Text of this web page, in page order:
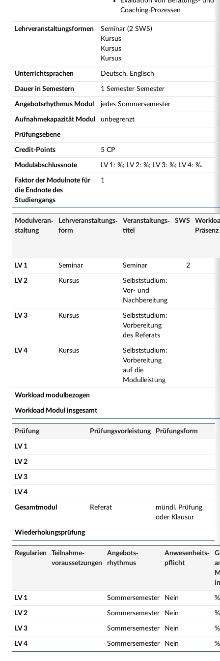
Coaching-Prozessen
Lehrveranstaltungsformen
Seminar (2 SWS)
Kursus
Kursus
Kursus
Unterrichtsprachen Deutsch, Englisch
Dauer in Semestern 1 Semester Semester
Angebotsrhythmus Modul jedes Sommersemester
Aufnahmekapazität Modul unbegrenzt
Prüfungsebene
Credit-Points 5 CP
Modulabschlussnote LV 1: %; LV 2: %; LV 3: %; LV 4: %.
Faktor der Modulnote für
die Endnote des
Studiengangs
1
Modulveran­
staltung
Lehrveranstaltungs­
form
Veranstaltungs­
titel
SWS
Präsenz
LV 1 Seminar Seminar 2
LV 2 Kursus
Selbststudium:
Vor- und
Nachbereitung
LV 3 Kursus
Selbststudium:
Vorbereitung
des Referats
LV 4 Kursus
Selbststudium:
Vorbereitung
auf die
Modulleistung
Workload modulbezogen
Workload Modul insgesamt
Prüfung Prüfungsvorleistung Prüfungsform
LV 1
LV 2
LV 3
LV 4
Gesamtmodul Referat
mündl. Prüfung
oder Klausur
Wiederholungsprüfung
Regularien
Teilnahme­
voraussetzungen
Angebots­
rhythmus
Anwesenheits­
pflicht
LV 1 Sommersemester Nein %
LV 2 Sommersemester Nein %
LV 3 Sommersemester Nein %
LV 4 Sommersemester Nein %